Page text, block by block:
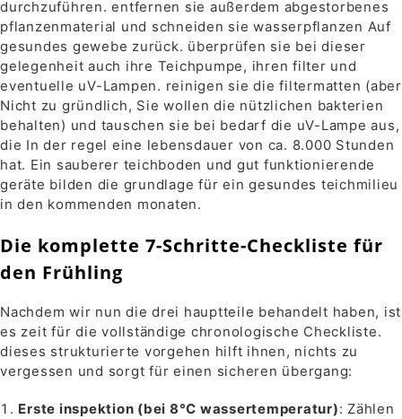
durchzuführen. entfernen sie außerdem abgestorbenes
pflanzenmaterial und schneiden sie wasserpflanzen Auf
gesundes gewebe zurück. überprüfen sie bei dieser
gelegenheit auch ihre Teichpumpe, ihren filter und
eventuelle uV-Lampen. reinigen sie die filtermatten (aber
Nicht zu gründlich, Sie wollen die nützlichen bakterien
behalten) und tauschen sie bei bedarf die uV-Lampe aus,
die In der regel eine lebensdauer von ca. 8.000 Stunden
hat. Ein sauberer teichboden und gut funktionierende
geräte bilden die grundlage für ein gesundes teichmilieu
in den kommenden monaten.
Die komplette 7-Schritte-Checkliste für
den Frühling
Nachdem wir nun die drei hauptteile behandelt haben, ist
es zeit für die vollständige chronologische Checkliste.
dieses strukturierte vorgehen hilft ihnen, nichts zu
vergessen und sorgt für einen sicheren übergang:
Erste inspektion (bei 8°C wassertemperatur): Zählen